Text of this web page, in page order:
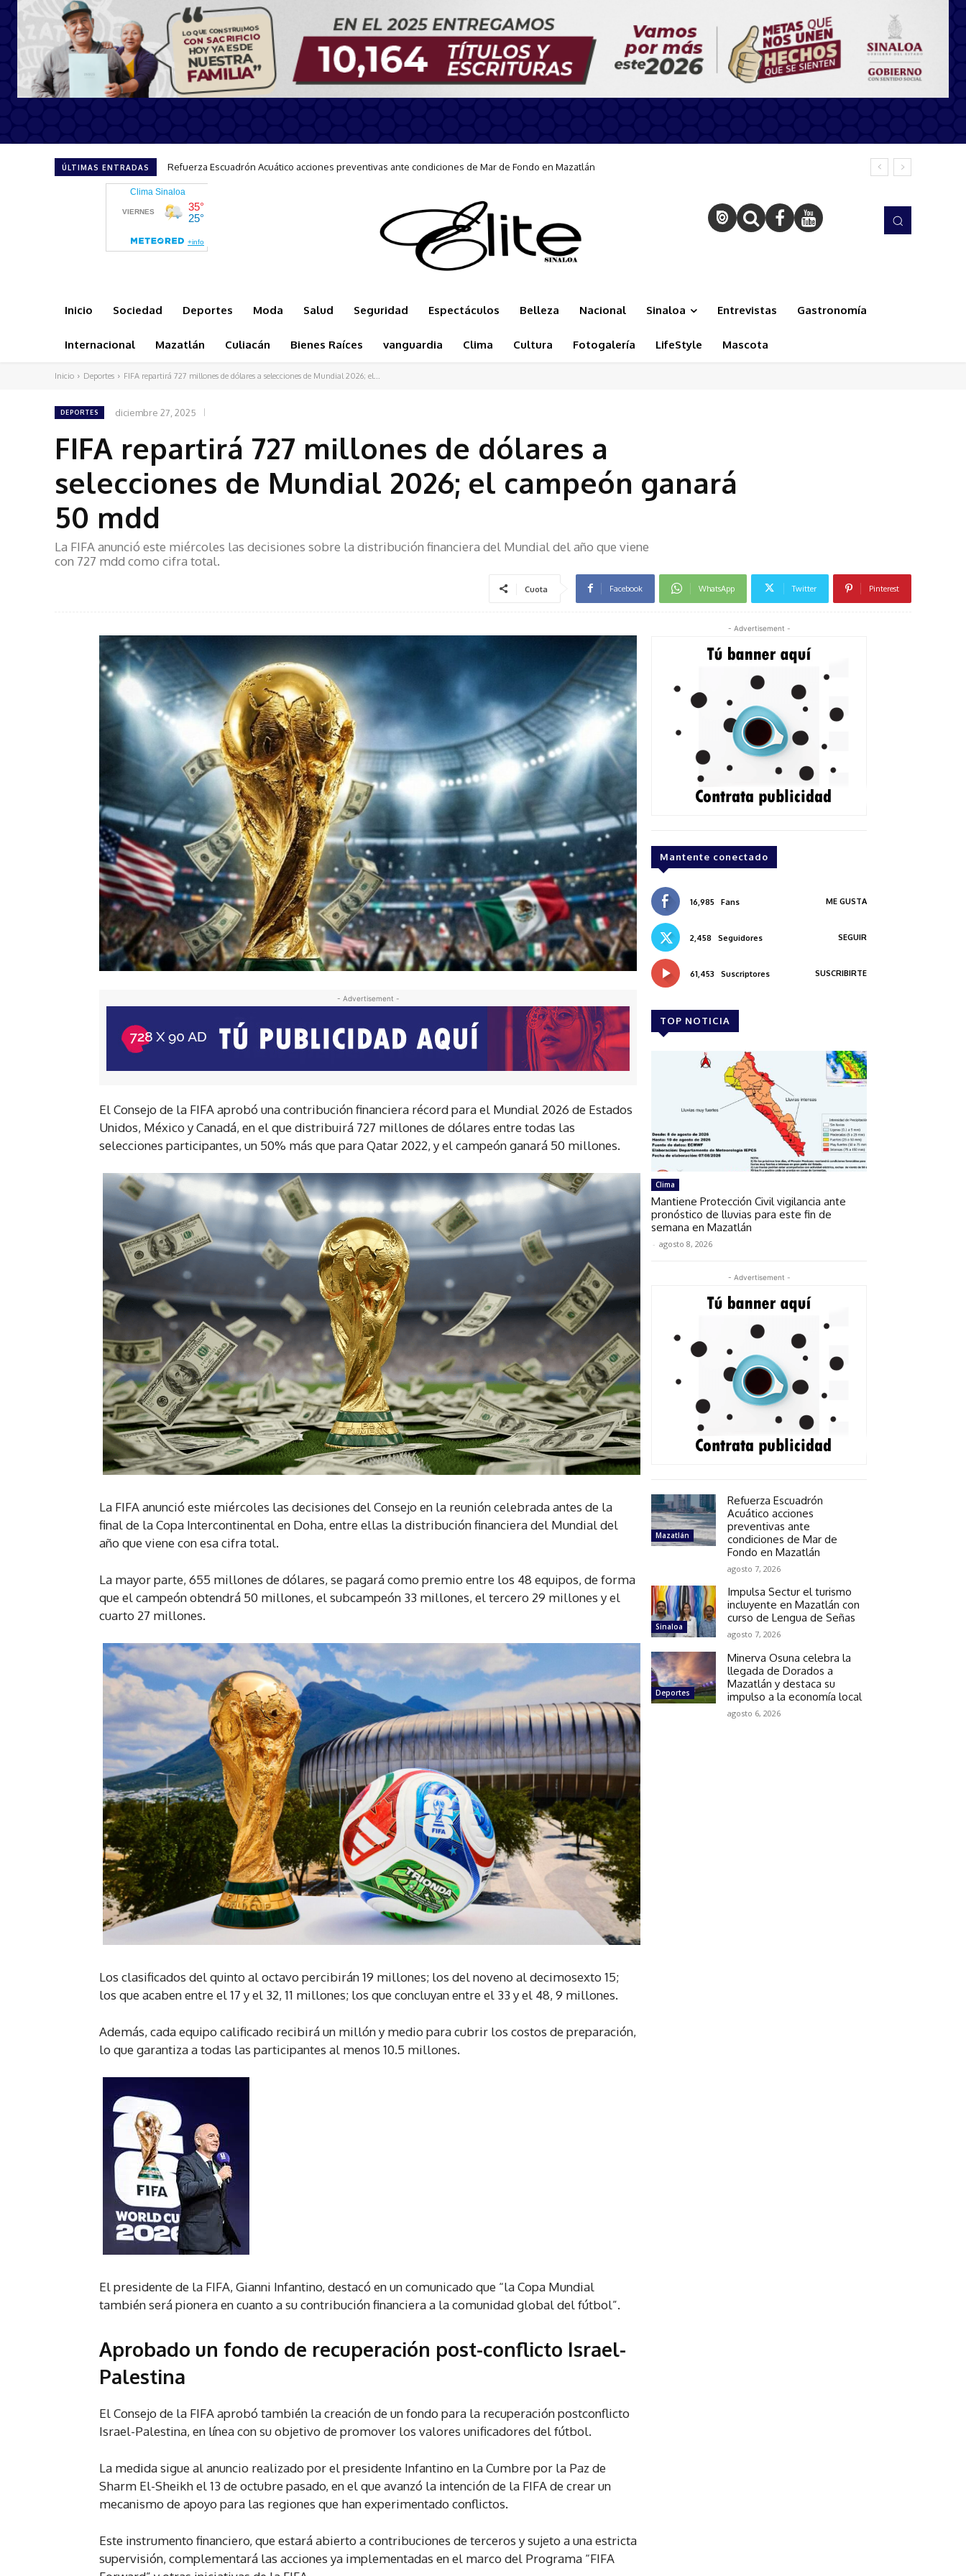
ÚLTIMAS ENTRADAS Impulsa Sectur el turismo incluyente en Mazatlán con curso de Lengua de Señas
Inicio Sociedad Deportes Moda Salud Seguridad Espectáculos Belleza Nacional Sinaloa Entrevistas Gastronomía
Internacional Mazatlán Culiacán Bienes Raíces vanguardia Clima Cultura Fotogalería LifeStyle Mascota
Inicio Deportes FIFA repartirá 727 millones de dólares a selecciones de Mundial 2026; el...
DEPORTES diciembre 27, 2025
FIFA repartirá 727 millones de dólares a
selecciones de Mundial 2026; el campeón ganará
50 mdd
La FIFA anunció este miércoles las decisiones sobre la distribución financiera del Mundial del año que viene
con 727 mdd como cifra total.
Cuota Facebook WhatsApp Twitter Pinterest
- Advertisement -
El Consejo de la FIFA aprobó una contribución financiera récord para el Mundial 2026 de Estados
Unidos, México y Canadá, en el que distribuirá 727 millones de dólares entre todas las
selecciones participantes, un 50% más que para Qatar 2022, y el campeón ganará 50 millones.
La FIFA anunció este miércoles las decisiones del Consejo en la reunión celebrada antes de la
final de la Copa Intercontinental en Doha, entre ellas la distribución financiera del Mundial del
año que viene con esa cifra total.
La mayor parte, 655 millones de dólares, se pagará como premio entre los 48 equipos, de forma
que el campeón obtendrá 50 millones, el subcampeón 33 millones, el tercero 29 millones y el
cuarto 27 millones.
Los clasificados del quinto al octavo percibirán 19 millones; los del noveno al decimosexto 15;
los que acaben entre el 17 y el 32, 11 millones; los que concluyan entre el 33 y el 48, 9 millones.
Además, cada equipo calificado recibirá un millón y medio para cubrir los costos de preparación,
lo que garantiza a todas las participantes al menos 10.5 millones.
El presidente de la FIFA, Gianni Infantino, destacó en un comunicado que “la Copa Mundial
también será pionera en cuanto a su contribución financiera a la comunidad global del fútbol”.
Aprobado un fondo de recuperación post-conflicto Israel-
Palestina
El Consejo de la FIFA aprobó también la creación de un fondo para la recuperación postconflicto
Israel-Palestina, en línea con su objetivo de promover los valores unificadores del fútbol.
La medida sigue al anuncio realizado por el presidente Infantino en la Cumbre por la Paz de
Sharm El-Sheikh el 13 de octubre pasado, en el que avanzó la intención de la FIFA de crear un
mecanismo de apoyo para las regiones que han experimentado conflictos.
Este instrumento financiero, que estará abierto a contribuciones de terceros y sujeto a una estricta
supervisión, complementará las acciones ya implementadas en el marco del Programa “FIFA
- Advertisement -
Mantente conectado
16,985 Fans ME GUSTA
2,458 Seguidores SEGUIR
61,453 Suscriptores SUSCRIBIRTE
TOP NOTICIA
Clima
Mantiene Protección Civil vigilancia ante
pronóstico de lluvias para este fin de
semana en Mazatlán
- agosto 8, 2026
- Advertisement -
Mazatlán
Refuerza Escuadrón
Acuático acciones
preventivas ante
condiciones de Mar de
Fondo en Mazatlán
agosto 7, 2026
Sinaloa
Impulsa Sectur el turismo
incluyente en Mazatlán con
curso de Lengua de Señas
agosto 7, 2026
Deportes
Minerva Osuna celebra la
llegada de Dorados a
Mazatlán y destaca su
impulso a la economía local
agosto 6, 2026